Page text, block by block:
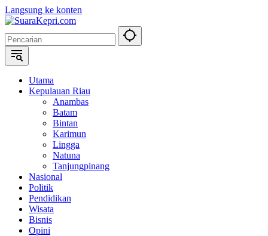
Langsung ke konten
Utama
Kepulauan Riau
Anambas
Batam
Bintan
Karimun
Lingga
Natuna
Tanjungpinang
Nasional
Politik
Pendidikan
Wisata
Bisnis
Opini